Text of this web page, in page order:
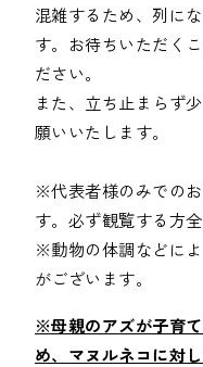
混雑するため、列に
す。お待ちいただく
ださい。
また、立ち止まらず
願いいたします。
※代表者様のみでの
す。必ず観覧する方
※動物の体調などに
がございます。
※母親のアズが子育
め、マヌルネコに対